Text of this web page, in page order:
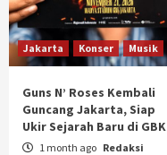
Jakarta Konser Musik
Guns N’ Roses Kembali
Guncang Jakarta, Siap
Ukir Sejarah Baru di GBK
1 month ago Redaksi